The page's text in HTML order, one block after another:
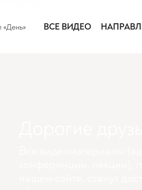
ВСЕ ВИДЕО